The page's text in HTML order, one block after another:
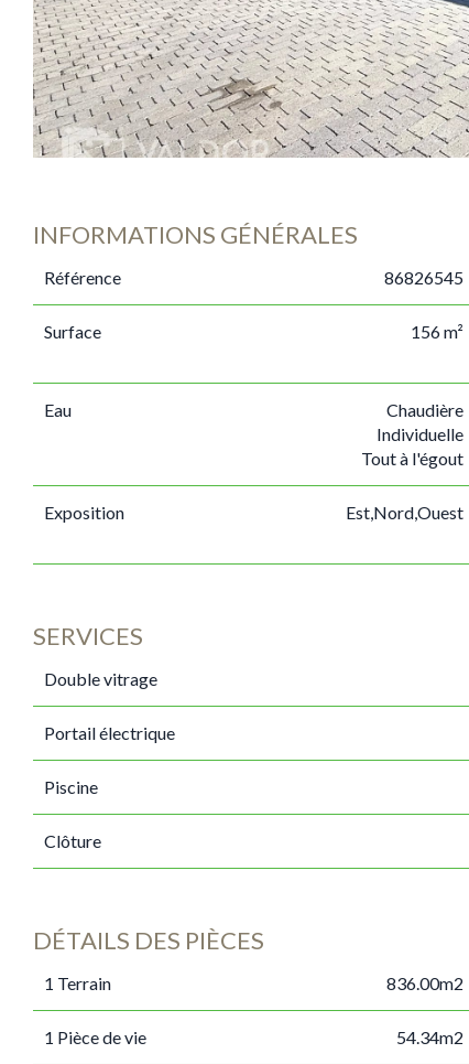
INFORMATIONS GÉNÉRALES
Référence 86826545
Surface 156 m²
Eau
Chaudière
Individuelle
Tout à l'égout
Exposition Est,Nord,Ouest
SERVICES
Double vitrage
Portail électrique
Piscine
Clôture
DÉTAILS DES PIÈCES
1 Terrain 836.00m2
1 Pièce de vie 54.34m2